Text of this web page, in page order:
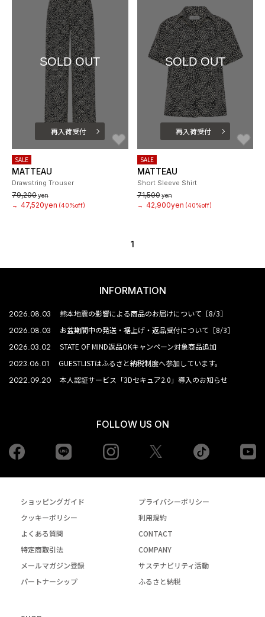
SOLD OUT
再入荷受付
SALE
MATTEAU
Drawstring Trouser
79,200yen
→ 47,520yen (40%off)
SOLD OUT
再入荷受付
SALE
MATTEAU
Short Sleeve Shirt
71,500yen
→ 42,900yen (40%off)
1
INFORMATION
2026.08.03 熊本地震の影響による商品のお届けについて［8/3］
2026.08.03 お盆期間中の発送・裾上げ・返品受付について［8/3］
2026.03.02 STATE OF MIND返品OKキャンペーン対象商品追加
2023.06.01 GUESTLISTはふるさと納税制度へ参加しています。
2022.09.20 本人認証サービス「3Dセキュア2.0」導入のお知らせ
FOLLOW US ON
Facebook Instagram tiktok
ショッピングガイド
プライバシーポリシー
クッキーポリシー
利用規約
よくある質問
CONTACT
特定商取引法
COMPANY
メールマガジン登録
サステナビリティ活動
パートナーシップ
ふるさと納税